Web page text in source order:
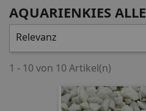
AQUARIENKIES
Relevanz
1 - 10 von 10 Artikel(n)